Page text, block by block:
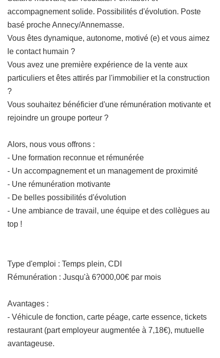
accompagnement solide. Possibilités d'évolution. Poste
basé proche Annecy/Annemasse.
Vous êtes dynamique, autonome, motivé (e) et vous aimez
le contact humain ?
Vous avez une première expérience de la vente aux
particuliers et êtes attirés par l'immobilier et la construction
?
Vous souhaitez bénéficier d'une rémunération motivante et
rejoindre un groupe porteur ?
Alors, nous vous offrons :
- Une formation reconnue et rémunérée
- Un accompagnement et un management de proximité
- Une rémunération motivante
- De belles possibilités d'évolution
- Une ambiance de travail, une équipe et des collègues au
top !
Type d'emploi : Temps plein, CDI
Rémunération : Jusqu'à 6?000,00€ par mois
Avantages :
- Véhicule de fonction, carte péage, carte essence, tickets
restaurant (part employeur augmentée à 7,18€), mutuelle
avantageuse.